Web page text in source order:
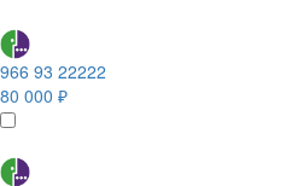
966 93 22222
80 000 ₽